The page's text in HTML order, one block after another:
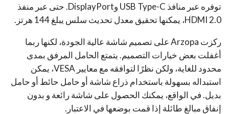
توفره عبر منافذ USB Type-C وDisplayPort. حتى عبر منفذ
HDMI 2.0، يمكنها تحقيق معدل تحديث سلس يبلغ 144 هرتز.
ركزت Arzopa على تصميم شاشة عالية الجودة، لكنها ربما
أغفلت بعض خيارات التصميم. يتمتع الحامل المرفق بمدى
محدود للغاية، ولكن نظرًا لتوافقه مع معايير VESA، يمكن
استبداله بسهولة باستخدام ذراع شاشة أو حامل حائط أو حامل
بديل. في الواقع، يمكنك الحصول على شاشة رائعة و بدون
إنفاق مبالغ طائلة إذا قمت بوضعها في الاعتبار.